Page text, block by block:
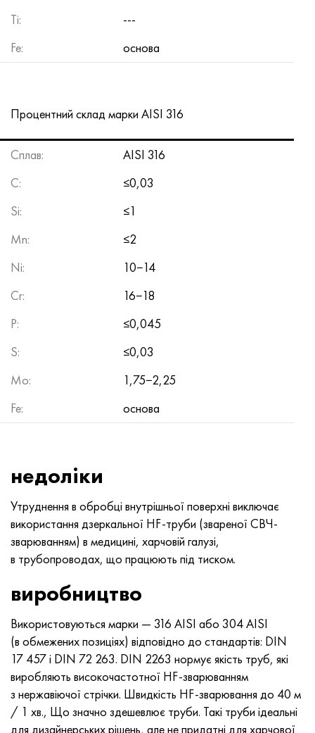
Ti:
---
Fe:
основа
Процентний склад марки AISI 316
Cплав:
AISI 316
C:
≤0,03
Si:
≤1
Mn:
≤2
Ni:
10−14
Cr:
16−18
P:
≤0,045
S:
≤0,03
Mo:
1,75−2,25
Fe:
основа
недоліки
Утруднення в обробці внутрішньої поверхні виключає
використання дзеркальної HF-труби (звареної СВЧ-
зварюванням) в медицині, харчовій галузі,
в трубопроводах, що працюють під тиском.
виробництво
Використовуються марки — 316 AISI або 304 AISI
(в обмежених позиціях) відповідно до стандартів: DIN
17 457 і DIN 72 263. DIN 2263 нормує якість труб, які
виробляють високочастотної HF-зварюванням
з нержавіючої стрічки. Швидкість HF-зварювання до 40 м
/ 1 хв., Що значно здешевлює труби. Такі труби ідеальні
для дизайнерських рішень, але не придатні для харчової